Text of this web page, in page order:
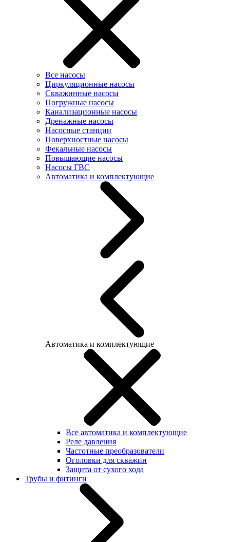
Все насосы
Циркуляционные насосы
Скважинные насосы
Погружные насосы
Канализационные насосы
Дренажные насосы
Насосные станции
Поверхностные насосы
Фекальные насосы
Повышающие насосы
Насосы ГВС
Автоматика и комплектующие
Автоматика и комплектующие
Все автоматика и комплектующие
Реле давления
Частотные преобразователи
Оголовки для скважин
Защита от сухого хода
Трубы и фитинги